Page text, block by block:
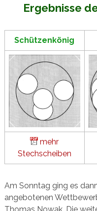
Ergebnisse
Schützenkönig
mehr
Stechscheiben
Am Sonntag ging es
angebotenen